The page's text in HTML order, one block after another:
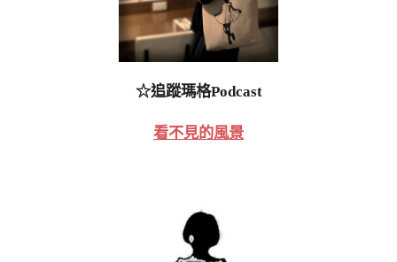
☆追蹤瑪格Podcast
看不見的風景